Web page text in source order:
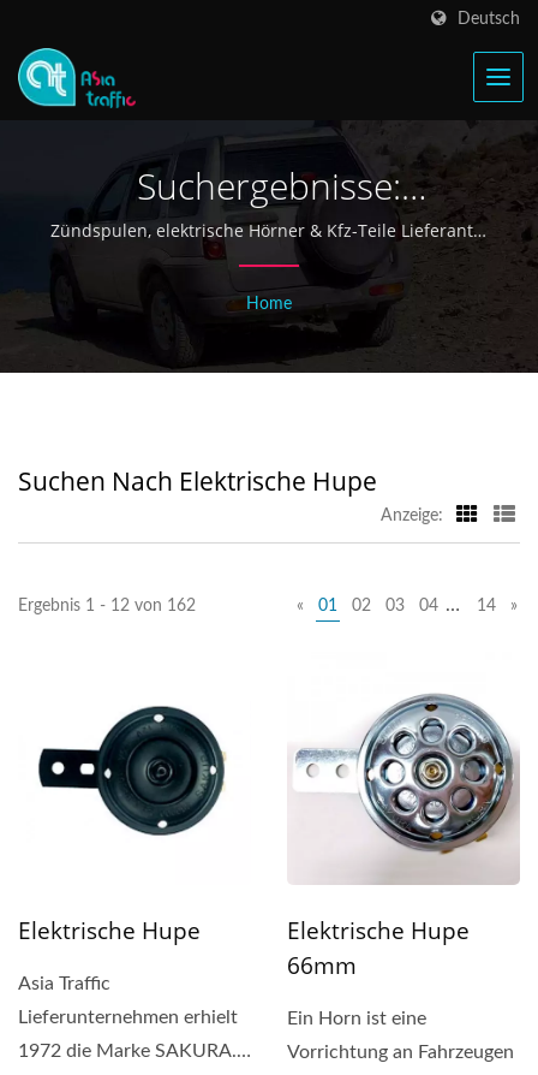
Deutsch
Suchergebnisse:
Elektrische Hupe | Taiwan
Zündspule & Elektrischer
Horn Hersteller Seit 1968 -
Asia Traffic
Zündspulen, elektrische Hörner & Kfz-Teile Lieferant |
Asia Traffic
Home
Suchen Nach Elektrische Hupe
Anzeige:
Ergebnis 1 - 12 von 162 « 01 02 03 04 … 14 »
Elektrische Hupe
Asia Traffic
Lieferunternehmen erhielt
1972 die Marke SAKURA.
Elektrische Hupe
66mm
Ein Horn ist eine
Vorrichtung an Fahrzeugen